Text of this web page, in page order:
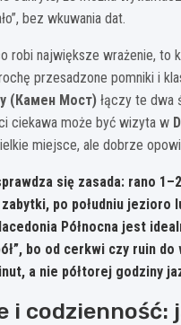
bez wkuwania dat.
robi największe wrażenie, to
przesadzone pomniki i
(Камен Мост) łączy te dwa
ciekawa może być wizyta w
miejsce, ale dobrze
się zasada: rano
po południu jezioro
Północna jest
bo od cerkwi czy ruin
a nie półtorej godziny
i codzienność: